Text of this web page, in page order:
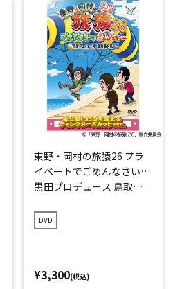
東野・岡村の旅猿26 プラ
イベートでごめんなさい…
黒田プロデュース 鳥取県
DVD
¥3,300(税込)